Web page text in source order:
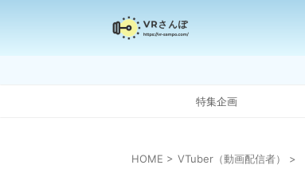
特集企画
HOME > VTuber（動画配信者） >